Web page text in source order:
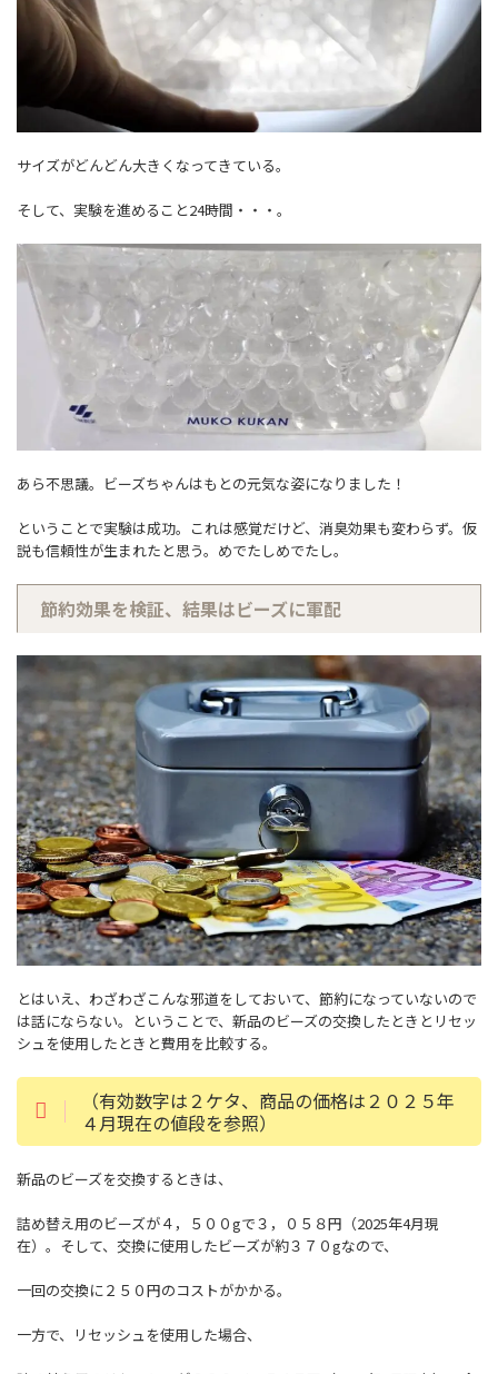
サイズがどんどん大きくなってきている。
そして、実験を進めること24時間・・・。
あら不思議。ビーズちゃんはもとの元気な姿になりました！
ということで実験は成功。これは感覚だけど、消臭効果も変わらず。仮
説も信頼性が生まれたと思う。めでたしめでたし。
節約効果を検証、結果はビーズに軍配
とはいえ、わざわざこんな邪道をしておいて、節約になっていないので
は話にならない。ということで、新品のビーズの交換したときとリセッ
シュを使用したときと費用を比較する。
（有効数字は２ケタ、商品の価格は２０２５年
４月現在の値段を参照）
新品のビーズを交換するときは、
詰め替え用のビーズが４，５００gで３，０５８円（2025年4月現
在）。そして、交換に使用したビーズが約３７０gなので、
一回の交換に２５０円のコストがかかる。
一方で、リセッシュを使用した場合、